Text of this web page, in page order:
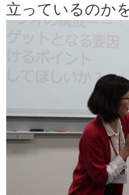
立っているのか